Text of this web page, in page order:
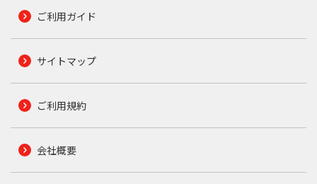
ご利用ガイド
サイトマップ
ご利用規約
会社概要